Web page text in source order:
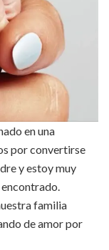
en una
por convertirse
y estoy muy
familia
de amor por